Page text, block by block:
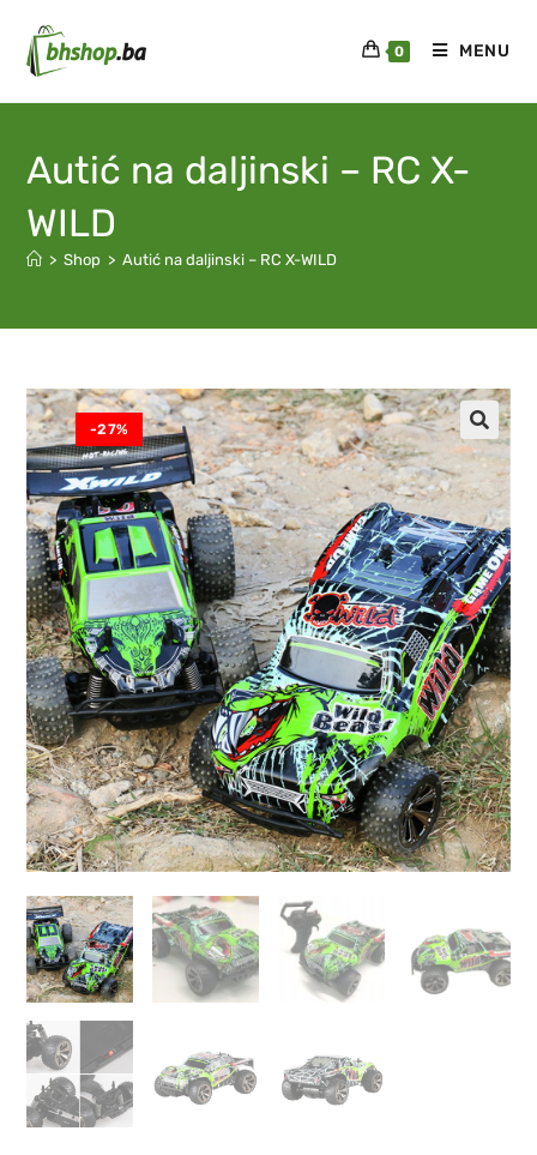
0 MENU
Autić na daljinski – RC X-
WILD
> Shop > Autić na daljinski – RC X-WILD
-27%
🔍